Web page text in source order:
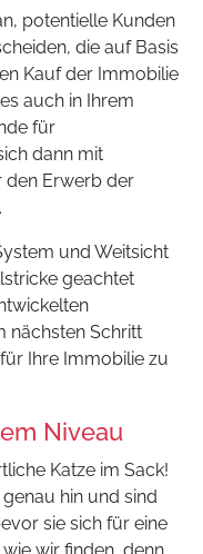
potentielle Kunden
die auf Basis
Kauf der Immobilie
auch in Ihrem
für
dann mit
den Erwerb der
und Weitsicht
geachtet
nächsten Schritt
Ihre Immobilie zu
Niveau
Katze im Sack!
hin und sind
sie sich für eine